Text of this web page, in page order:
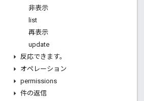
非表示
list
再表示
update
反応できます。
オペレーション
permissions
件の返信